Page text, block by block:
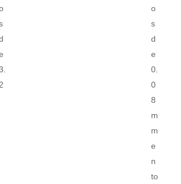
2
o
s
d
e
0.
0
8
m
m
e
n
to